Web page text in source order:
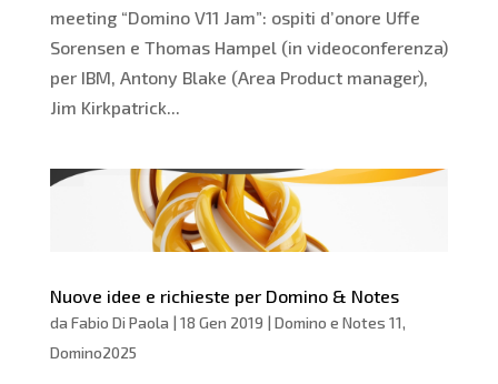
meeting “Domino V11 Jam”: ospiti d’onore Uffe
Sorensen e Thomas Hampel (in videoconferenza)
per IBM, Antony Blake (Area Product manager),
Jim Kirkpatrick...
Nuove idee e richieste per Domino & Notes
da Fabio Di Paola | 18 Gen 2019 | Domino e Notes 11,
Domino2025